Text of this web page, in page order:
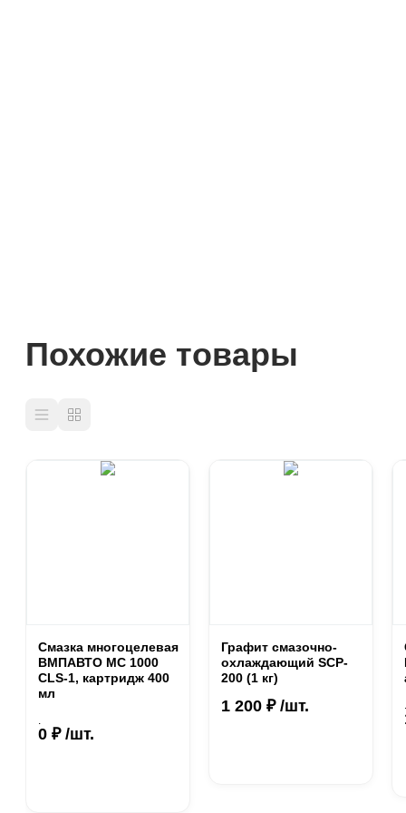
Похожие товары
Смазка многоцелевая
ВМПАВТО МС 1000
CLS-1, картридж 400
мл
.
0 ₽ /шт.
Графит смазочно-
охлаждающий SCP-
200 (1 кг)
1 200 ₽ /шт. .